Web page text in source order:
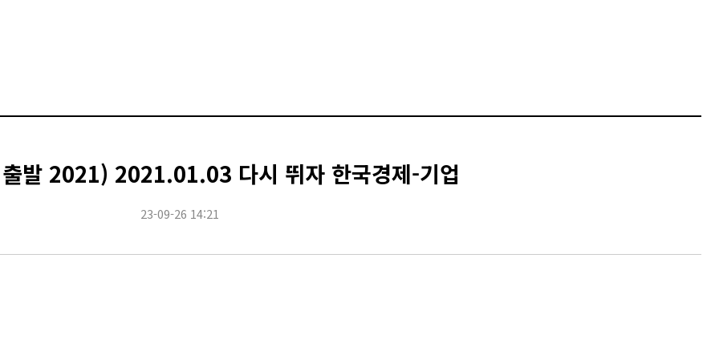
발 2021) 2021.01.03 다시 뛰자 한국경제-기업
23-09-26 14:21